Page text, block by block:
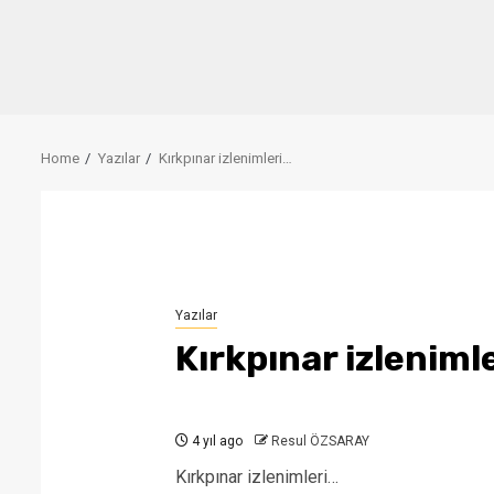
Home Yazılar Kırkpınar izlenimleri…
Yazılar
Kırkpınar
4 yıl ago Resul ÖZSARAY
Kırkpınar izlenimleri…